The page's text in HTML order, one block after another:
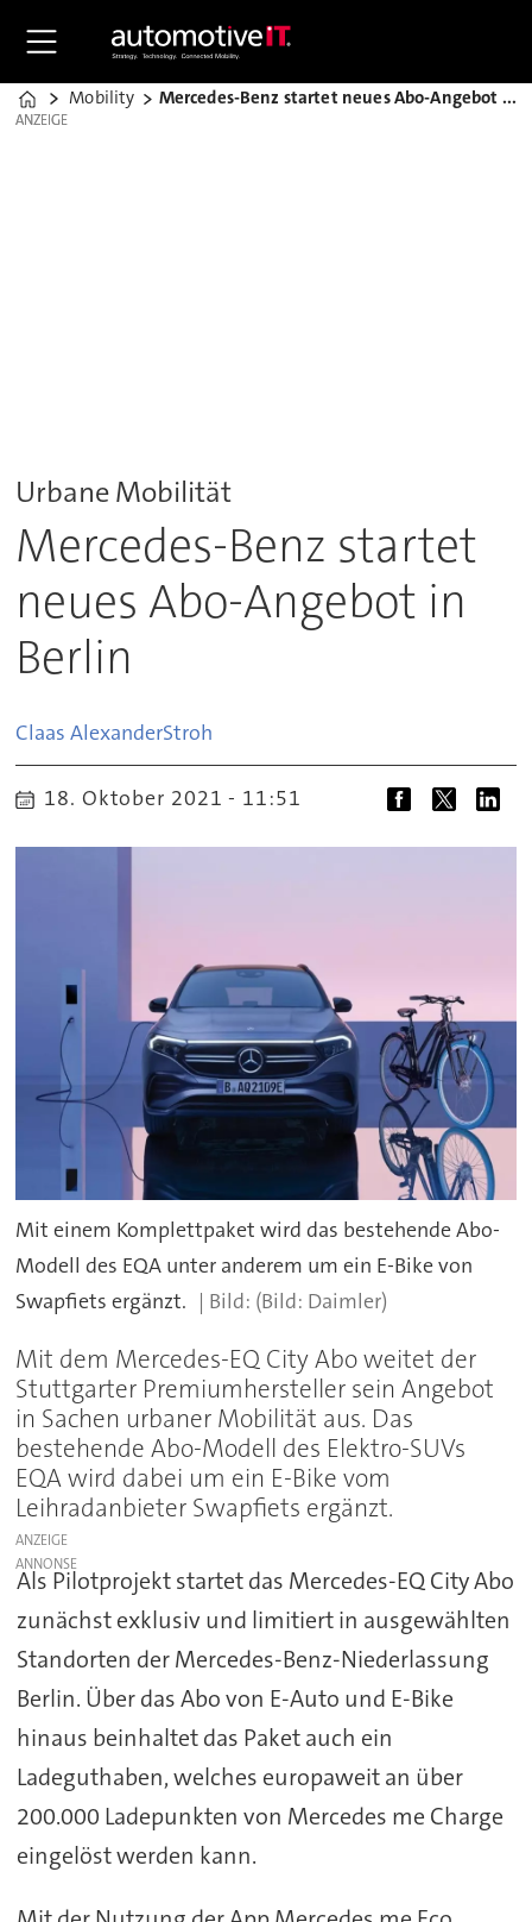
Home
Mobility Mercedes-Benz startet neues Abo-Angebot in Berlin
ANZEIGE
ANZEIGE
Urbane Mobilität
Mercedes-Benz startet
neues Abo-Angebot in
Berlin
Claas AlexanderStroh
18. Oktober 2021 - 11:51
Mit einem Komplettpaket wird das bestehende Abo-
Modell des EQA unter anderem um ein E-Bike von
Swapfiets ergänzt.
(Bild: Daimler)
Mit dem Mercedes-EQ City Abo weitet der
Stuttgarter Premiumhersteller sein Angebot
in Sachen urbaner Mobilität aus. Das
bestehende Abo-Modell des Elektro-SUVs
EQA wird dabei um ein E-Bike vom
Leihradanbieter Swapfiets ergänzt.
ANZEIGE
Als Pilotprojekt startet das Mercedes-EQ City Abo
zunächst exklusiv und limitiert in ausgewählten
Standorten der Mercedes-Benz-Niederlassung
Berlin. Über das Abo von E-Auto und E-Bike
hinaus beinhaltet das Paket auch ein
Ladeguthaben, welches europaweit an über
200.000 Ladepunkten von Mercedes me Charge
eingelöst werden kann.